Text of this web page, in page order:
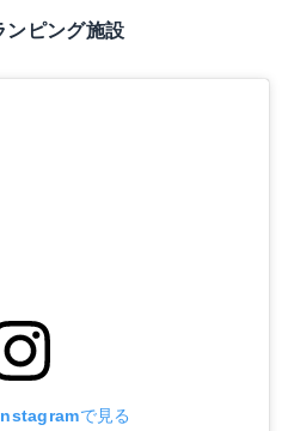
ンピング施設
で見る